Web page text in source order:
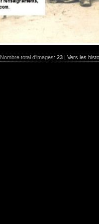
Nombre total d'images: 23 | Vers les